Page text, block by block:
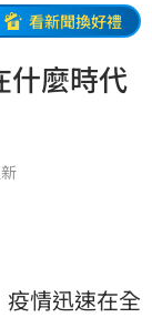
看新聞換好禮
麼時代
情迅速在全